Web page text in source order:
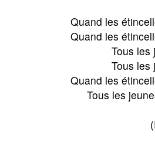
Quand les
Quand les
Tous les
Tous les
Quand les
Tous les